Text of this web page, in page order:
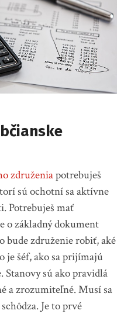
združeniapotrebuješ
sú ochotní sa aktívne
Potrebuješ mať
o základný dokument
bude združenie robiť, aké
je šéf, ako sa prijímajú
Stanovy sú ako pravidlá
a zrozumiteľné. Musí sa
Je to prvé